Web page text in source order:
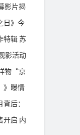
影片揭
日》今
特辑 苏
影活动
物“京
》曝情
后：
开启 内